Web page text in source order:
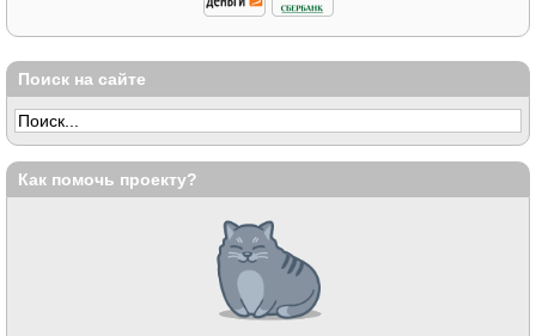
Поиск на сайте
Как помочь проекту?